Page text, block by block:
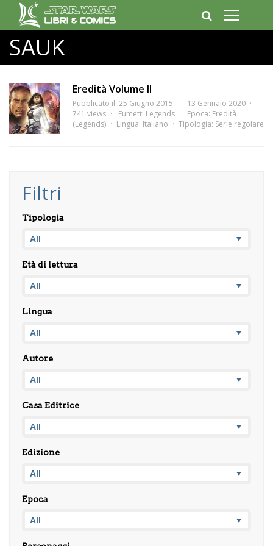
SAUK
Eredità Volume II
Pubblicato il: 25 Giugno 2015
13 Gennaio 2020
741 views
Fumetti Legends Epoca: Eredità
(Legends)
Lingua: Italiano Tipologia: Serie regolare
Filtri
Tipologia
Età di lettura
Lingua
Autore
Casa Editrice
Edizione
Epoca